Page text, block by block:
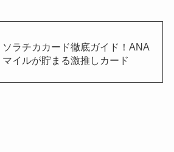
ソラチカカード徹底ガイド！ANA
マイルが貯まる激推しカード